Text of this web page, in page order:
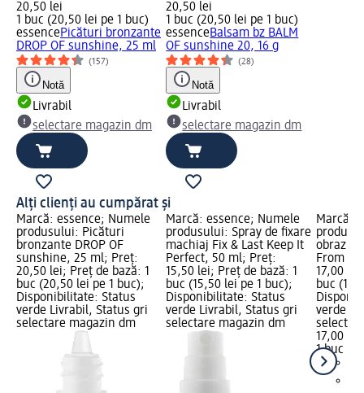
20,50 lei
1 buc (20,50 lei pe 1 buc)
essencePicături bronzante
DROP OF sunshine, 25 ml
(157)
Notă
Livrabil
selectare magazin dm
20,50 lei
1 buc (20,50 lei pe 1 buc)
essenceBalsam bz BALM
OF sunshine 20, 16 g
(28)
Notă
Livrabil
selectare magazin dm
Alți clienți au cumpărat și
Marcă: essence; Numele
produsului: Picături
bronzante DROP OF
sunshine, 25 ml; Preț:
20,50 lei; Preț de bază: 1
buc (20,50 lei pe 1 buc);
Disponibilitate: Status
verde Livrabil, Status gri
selectare magazin dm
Marcă: essence; Numele
produsului: Spray de fixare
machiaj Fix & Last Keep It
Perfect, 50 ml; Preț:
15,50 lei; Preț de bază: 1
buc (15,50 lei pe 1 buc);
Disponibilitate: Status
verde Livrabil, Status gri
selectare magazin dm
Marcă:
obraz
From A
17,00
buc
verde
17,00 lei
1 buc